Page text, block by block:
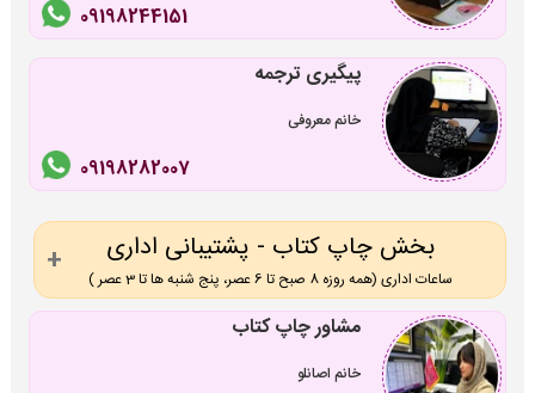
09198244151
پیگیری ترجمه
خانم معروفی
09198282007
بخش چاپ کتاب - پشتیبانی اداری
ساعات اداری (همه روزه 8 صبح تا 6 عصر، پنج شنبه ها تا 3 عصر )
مشاور چاپ کتاب
خانم اصانلو